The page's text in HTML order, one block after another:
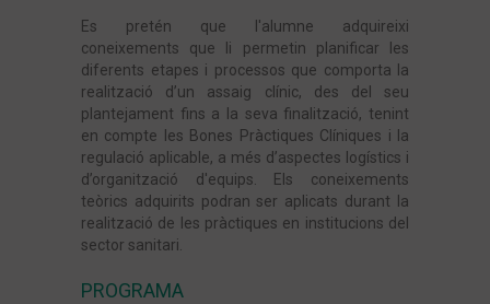
Cròniques i Prevalents
Pràctiques
Treball Fi de Máster (TFM)
Es pretén que l'alumne adquireixi
coneixements que li permetin planificar les
diferents etapes i processos que comporta la
realització d’un assaig clínic, des del seu
plantejament fins a la seva finalització, tenint
en compte les Bones Pràctiques Clíniques i la
regulació aplicable, a més d’aspectes logístics i
d’organització d'equips. Els coneixements
teòrics adquirits podran ser aplicats durant la
realització de les pràctiques en institucions del
sector sanitari.
PROGRAMA